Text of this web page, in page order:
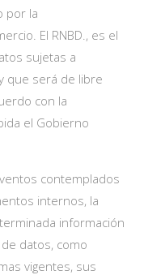
por la
El RNBD., es el
sujetas a
que será de libre
con la
el Gobierno
contemplados
internos, la
información
datos, como
vigentes, sus